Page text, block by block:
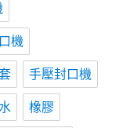
機
手壓封口機
橡膠